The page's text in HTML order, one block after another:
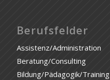
Berufsfelder
Assistenz/Administration
Beratung/Consulting
Bildung/Pädagogik/Training